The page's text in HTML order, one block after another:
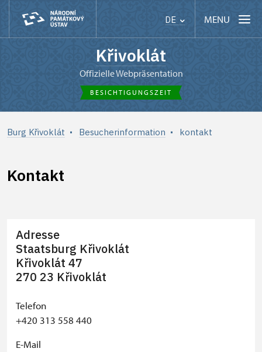
DE MENU
Křivoklát
Offizielle Webpräsentation
BESICHTIGUNGSZEIT
Burg Křivoklát Besucherinformation kontakt
Kontakt
Adresse
Staatsburg Křivoklát
Křivoklát 47
270 23 Křivoklát
Telefon
+420 313 558 440
E-Mail